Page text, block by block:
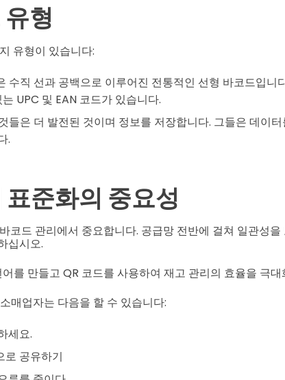
형
유형이 있습니다:
수직 선과 공백으로 이루어진 전통적인 선형 바코드입니
UPC 및 EAN 코드가 있습니다.
들은 더 발전된 것이며 정보를 저장합니다. 그들은 데이
.
준화의 중요성
코드 관리에서 중요합니다. 공급망 전반에 걸쳐 일관성을
십시오.
를 만들고 QR 코드를 사용하여 재고 관리의 효율을 극대
매업자는 다음을 할 수 있습니다:
세요.
로 공유하기